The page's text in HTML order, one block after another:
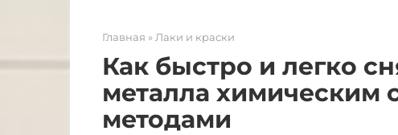
Главная » Лаки и краски
Как быстро и легко
металла химическим
методами